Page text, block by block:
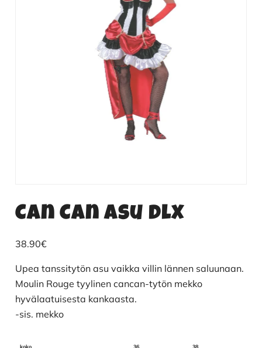
Can Can asu dlx
38.90€
Upea tanssitytön asu vaikka villin lännen saluunaan.
Moulin Rouge tyylinen cancan-tytön mekko
hyvälaatuisesta kankaasta.
-sis. mekko